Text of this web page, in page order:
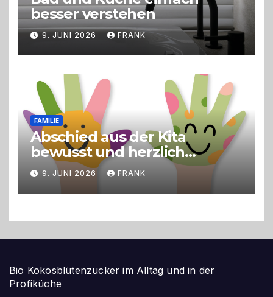
besser verstehen
9. JUNI 2026 FRANK
FAMILIE
Abschied aus der Kita
bewusst und herzlich
gestalten
9. JUNI 2026 FRANK
Bio Kokosblütenzucker im Alltag und in der
Profiküche